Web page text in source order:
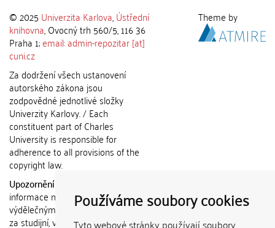
Používáme soubory cookies
Tyto webové stránky používají soubory
© 2025 Univerzita Karlova,Ústřední
knihovna, Ovocný trh 560/5, 116 36
Praha 1;email: admin-repozitar [at]
cuni.cz
Za dodržení všech ustanovení
autorského zákona jsou
zodpovědné jednotlivé složky
Univerzity Karlovy. / Each
constituent part of Charles
University is responsible for
adherence to all provisions of the
copyright law.
Upozornění / Notice:
informace nemohou být použity k
výdělečným účelům nebo vydávány
za studijní, vědeckou nebo jinou
Theme by